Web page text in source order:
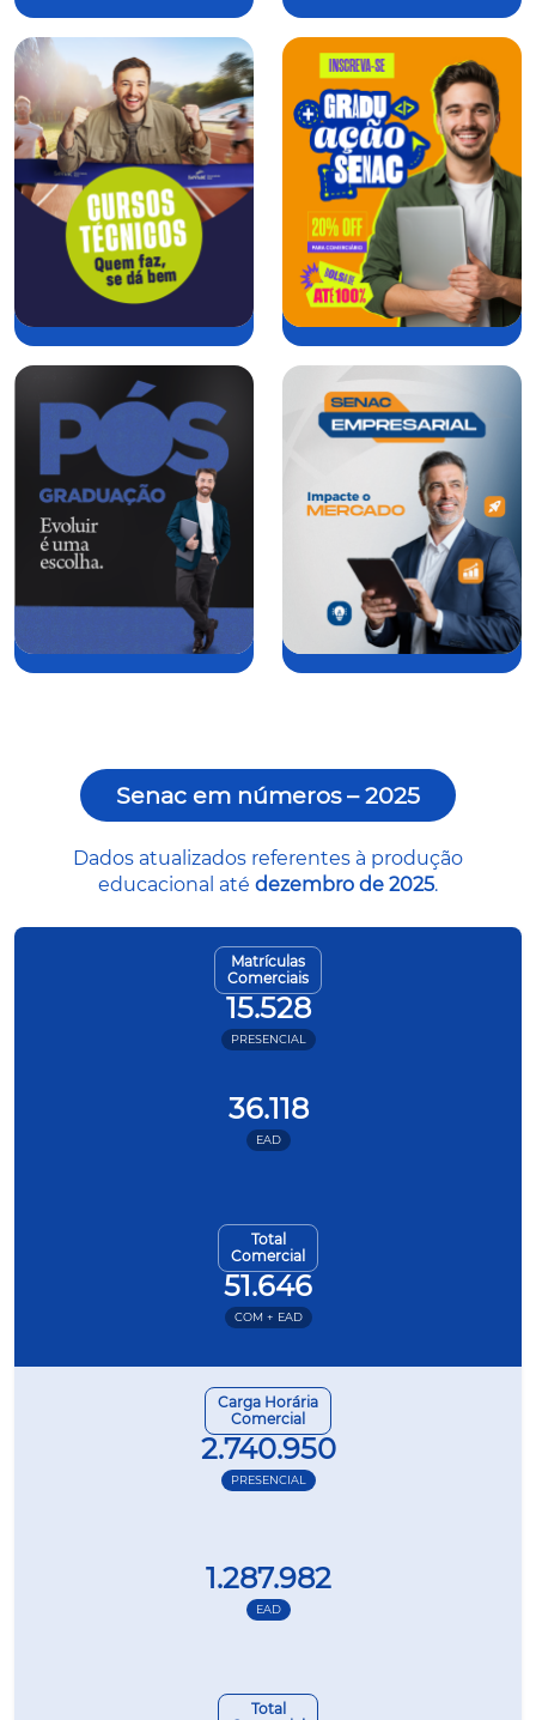
Senac em números – 2025
Dados atualizados referentes à produção
educacional até dezembro de 2025.
Matrículas
Comerciais
15.528
PRESENCIAL
36.118
EAD
Total
Comercial
51.646
COM + EAD
Carga Horária
Comercial
2.740.950
PRESENCIAL
1.287.982
EAD
Total